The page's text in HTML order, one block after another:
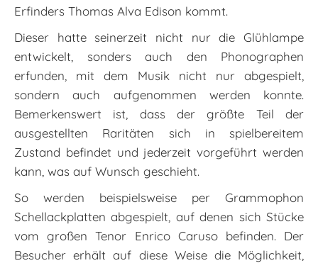
Erfinders Thomas Alva Edison kommt.
Dieser hatte seinerzeit nicht nur die Glühlampe
entwickelt, sonders auch den Phonographen
erfunden, mit dem Musik nicht nur abgespielt,
sondern auch aufgenommen werden konnte.
Bemerkenswert ist, dass der größte Teil der
ausgestellten Raritäten sich in spielbereitem
Zustand befindet und jederzeit vorgeführt werden
kann, was auf Wunsch geschieht.
So werden beispielsweise per Grammophon
Schellackplatten abgespielt, auf denen sich Stücke
vom großen Tenor Enrico Caruso befinden. Der
Besucher erhält auf diese Weise die Möglichkeit,